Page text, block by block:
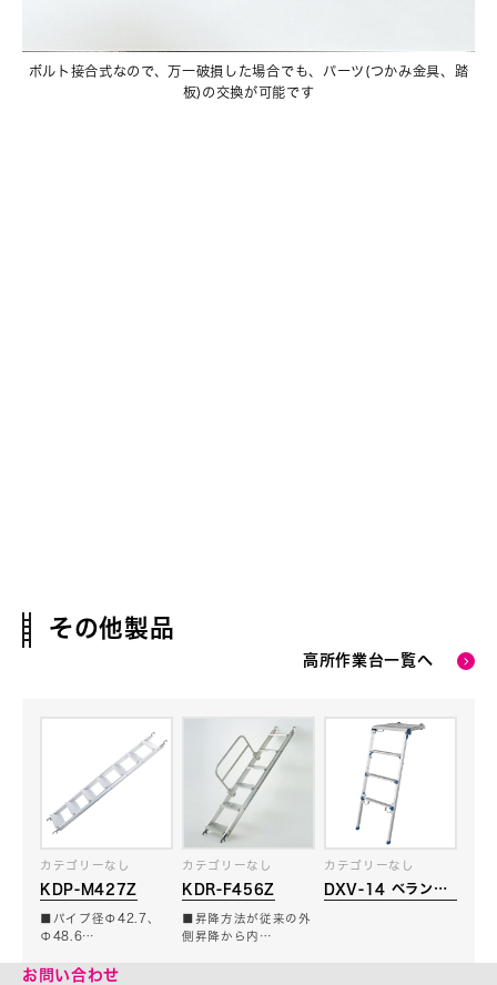
ボルト接合式なので、万一破損した場合でも、パーツ(つかみ金具、踏
板)の交換が可能です
その他製品
高所作業台一覧へ
KDP-M427Z
カテゴリーなし
■パイプ径Φ42.7、
Φ48.6…
KDR-F456Z
カテゴリーなし
■昇降方法が従来の外
側昇降から内…
DXV-14 ベランダ
カテゴリーなし
お問い合わせ